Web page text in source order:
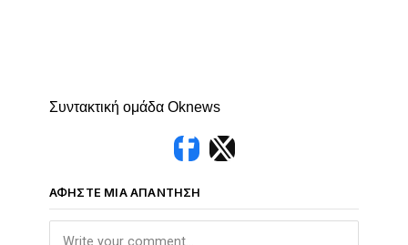
Συντακτική ομάδα Oknews
ΑΦΉΣΤΕ ΜΙΑ ΑΠΆΝΤΗΣΗ